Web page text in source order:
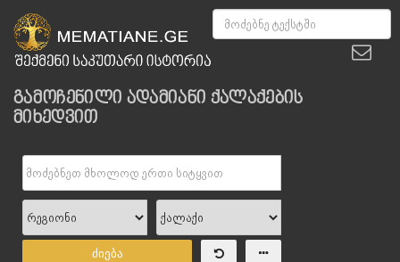
გამოჩენილი ადამიანი ქალაქების
მიხედვით
ძიება